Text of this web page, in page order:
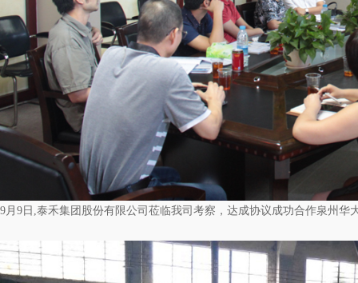
9月9日,泰禾集团股份有限公司莅临我司考察，达成协议成功合作泉州